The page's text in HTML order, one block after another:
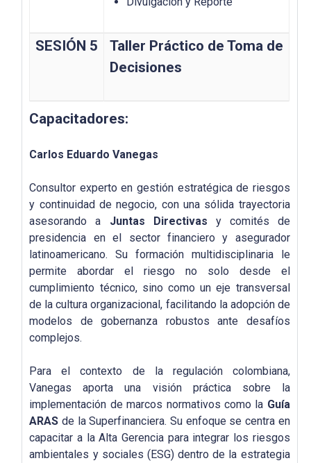
SESIÓN 5
Taller Práctico de Toma de
Decisiones
Capacitadores:
Carlos Eduardo Vanegas
Consultor experto en gestión estratégica de riesgos
y continuidad de negocio, con una sólida trayectoria
asesorando a Juntas Directivas y comités de
presidencia en el sector financiero y asegurador
latinoamericano. Su formación multidisciplinaria le
permite abordar el riesgo no solo desde el
cumplimiento técnico, sino como un eje transversal
de la cultura organizacional, facilitando la adopción de
modelos de gobernanza robustos ante desafíos
complejos.
Para el contexto de la regulación colombiana,
Vanegas aporta una visión práctica sobre la
implementación de marcos normativos como la Guía
ARASde la Superfinanciera. Su enfoque se centra en
capacitar a la Alta Gerencia para integrar los riesgos
ambientales y sociales (ESG) dentro de la estrategia